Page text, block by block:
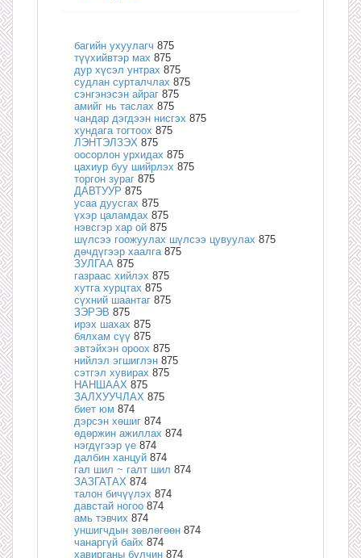
багийн ухуулагч 875
түүхийвтэр мах 875
дур хүсэл унтрах 875
судлан сурталчлах 875
сэнгэнэсэн айраг 875
амийг нь таслах 875
чандар дэгдээн нисгэх 875
хундага тогтоох 875
ЛЭНТЭЛЗЭХ 875
оосорлон урхидах 875
цахиур буу шийрлэх 875
торгон зураг 875
ДАВТУУР 875
усаа дуусгах 875
үхэр цаламдах 875
нэвсгэр хар ой 875
шүлсээ гоожуулах шүлсээ цувуулах 875
дөчдүгээр хаалга 875
ЗУЛГАА 875
газраас хийлэх 875
хутга хурцтах 875
сүхний шаантаг 875
ЗЭРЭВ 875
ирэх шахах 875
бялхам сүү 875
эвтэйхэн ороох 875
нийлэл эгшиглэн 875
сэтгэл хувирах 875
НАНШААХ 875
ЗАЛХУУЧЛАХ 875
биет юм 874
дэрсэн хөшиг 874
өдөржин ажиллах 874
нэгдүгээр үе 874
далбин ханцуй 874
гал шил ~ галт шил 874
ЗАЗГАТАХ 874
талон бичүүлэх 874
давстай ногоо 874
амь тэвчих 874
уншигчдын зөвлөгөөн 874
чанаргүй байх 874
хавирганы булчин 874